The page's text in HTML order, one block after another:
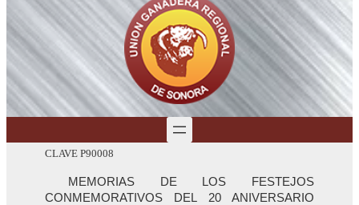
CLAVE P90008
MEMORIAS DE LOS FESTEJOS
CONMEMORATIVOS DEL 20 ANIVERSARIO